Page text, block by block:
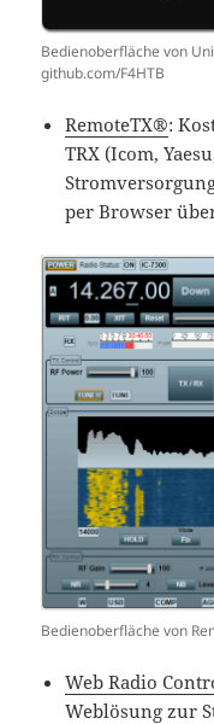
Bedienoberfläche von
github.com/F4HTB
RemoteTX®:
TRX (Icom,
per Browser
Bedienoberfläche von
Web Radio
Weblösung zur